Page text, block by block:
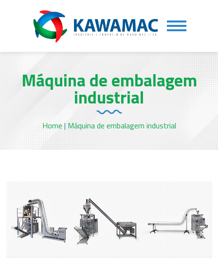
Máquina de embalagem
industrial
Home | Máquina de embalagem industrial